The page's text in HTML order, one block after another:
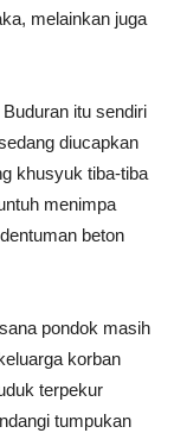
melainkan juga
itu sendiri
diucapkan
khusyuk tiba-tiba
menimpa
beton
pondok masih
korban
terpekur
tumpukan